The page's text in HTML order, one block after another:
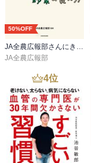
50%OFF
JA全農広報部さんにきいた 世界一おいしい野菜の食べ方
JA全農広報部
4位